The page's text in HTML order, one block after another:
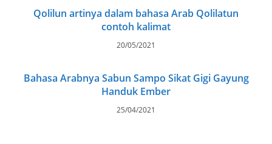
Qolilun artinya dalam bahasa Arab Qolilatun
contoh kalimat
20/05/2021
Bahasa Arabnya Sabun Sampo Sikat Gigi Gayung
Handuk Ember
25/04/2021